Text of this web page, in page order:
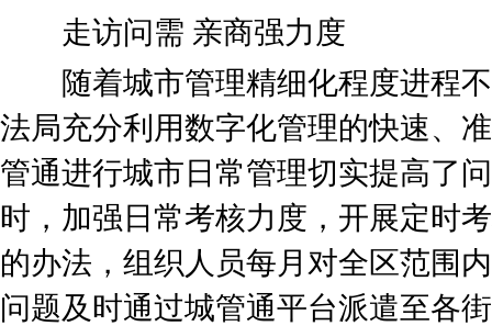
走访问需 亲商强力度
随着城市管理精细化程度进程不
法局充分利用数字化管理的快速、
管通进行城市日常管理切实提高了
时，加强日常考核力度，开展定时
的办法，组织人员每月对全区范围
问题及时通过城管通平台派遣至各